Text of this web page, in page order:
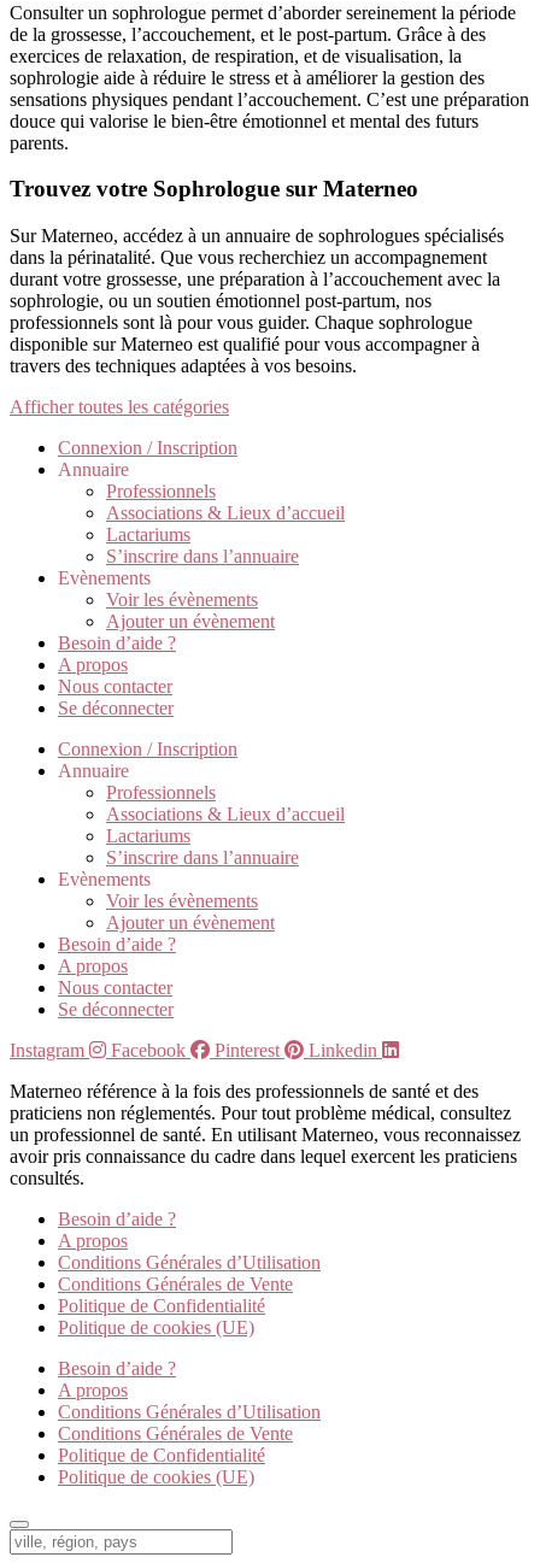
Consulter un sophrologue permet d’aborder sereinement la période
de la grossesse, l’accouchement, et le post-partum. Grâce à des
exercices de relaxation, de respiration, et de visualisation, la
sophrologie aide à réduire le stress et à améliorer la gestion des
sensations physiques pendant l’accouchement. C’est une préparation
douce qui valorise le bien-être émotionnel et mental des futurs
parents.
Trouvez votre Sophrologue sur Materneo
Sur Materneo, accédez à un annuaire de sophrologues spécialisés
dans la périnatalité. Que vous recherchiez un accompagnement
durant votre grossesse, une préparation à l’accouchement avec la
sophrologie, ou un soutien émotionnel post-partum, nos
professionnels sont là pour vous guider. Chaque sophrologue
disponible sur Materneo est qualifié pour vous accompagner à
travers des techniques adaptées à vos besoins.
Afficher toutes les catégories
Connexion / Inscription
Annuaire
Professionnels
Associations & Lieux d’accueil
Lactariums
S’inscrire dans l’annuaire
Evènements
Voir les évènements
Ajouter un évènement
Besoin d’aide ?
A propos
Nous contacter
Se déconnecter
Connexion / Inscription
Annuaire
Professionnels
Associations & Lieux d’accueil
Lactariums
S’inscrire dans l’annuaire
Evènements
Voir les évènements
Ajouter un évènement
Besoin d’aide ?
A propos
Nous contacter
Se déconnecter
Instagram
Facebook Pinterest
Linkedin
Materneo référence à la fois des professionnels de santé et des
praticiens non réglementés. Pour tout problème médical, consultez
un professionnel de santé. En utilisant Materneo, vous reconnaissez
avoir pris connaissance du cadre dans lequel exercent les praticiens
consultés.
Besoin d’aide ?
A propos
Conditions Générales d’Utilisation
Conditions Générales de Vente
Politique de Confidentialité
Politique de cookies (UE)
Besoin d’aide ?
A propos
Conditions Générales d’Utilisation
Conditions Générales de Vente
Politique de Confidentialité
Politique de cookies (UE)